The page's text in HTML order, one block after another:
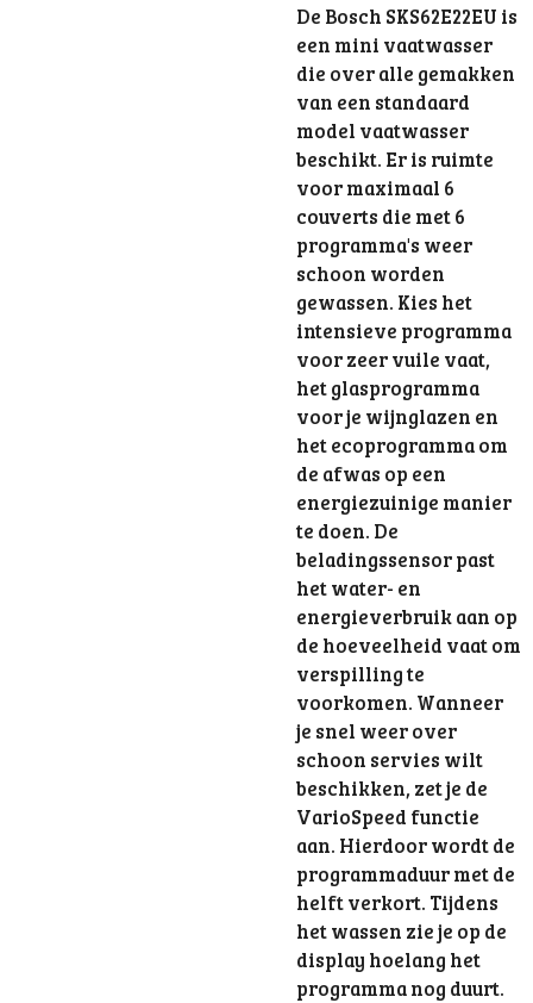
De Bosch SKS62E22EU is
een mini vaatwasser
die over alle gemakken
van een standaard
model vaatwasser
beschikt. Er is ruimte
voor maximaal 6
couverts die met 6
programma's weer
schoon worden
gewassen. Kies het
intensieve programma
voor zeer vuile vaat,
het glasprogramma
voor je wijnglazen en
het ecoprogramma om
de afwas op een
energiezuinige manier
te doen. De
beladingssensor past
het water- en
energieverbruik aan op
de hoeveelheid vaat om
verspilling te
voorkomen. Wanneer
je snel weer over
schoon servies wilt
beschikken, zet je de
VarioSpeed functie
aan. Hierdoor wordt de
programmaduur met de
helft verkort. Tijdens
het wassen zie je op de
display hoelang het
programma nog duurt.